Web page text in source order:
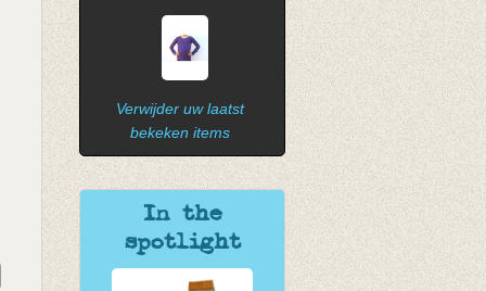
Verwijder uw laatst
bekeken items
In the
spotlight